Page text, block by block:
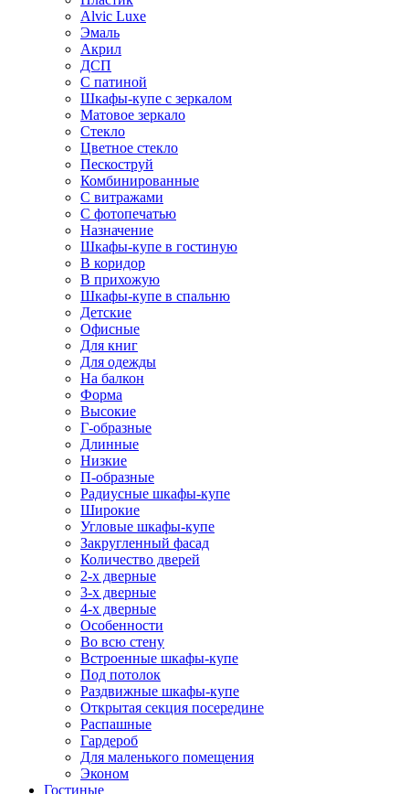
Alvic Luxe
Эмаль
Акрил
ДСП
С патиной
Шкафы-купе с зеркалом
Матовое зеркало
Стекло
Цветное стекло
Пескоструй
Комбинированные
С витражами
С фотопечатью
Назначение
Шкафы-купе в гостиную
В коридор
В прихожую
Шкафы-купе в спальню
Детские
Офисные
Для книг
Для одежды
На балкон
Форма
Высокие
Г-образные
Длинные
Низкие
П-образные
Радиусные шкафы-купе
Широкие
Угловые шкафы-купе
Закругленный фасад
Количество дверей
2-х дверные
3-х дверные
4-х дверные
Особенности
Во всю стену
Встроенные шкафы-купе
Под потолок
Раздвижные шкафы-купе
Открытая секция посередине
Распашные
Гардероб
Для маленького помещения
Эконом
Гостиные